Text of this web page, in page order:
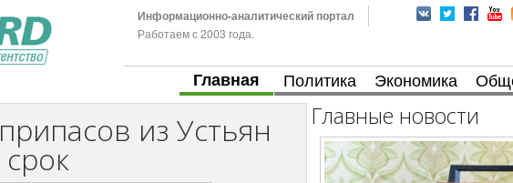
Информационно-аналитический портал
Работаем с 2003 года.
Главная Политика Экономика
из Устьян Главные новости